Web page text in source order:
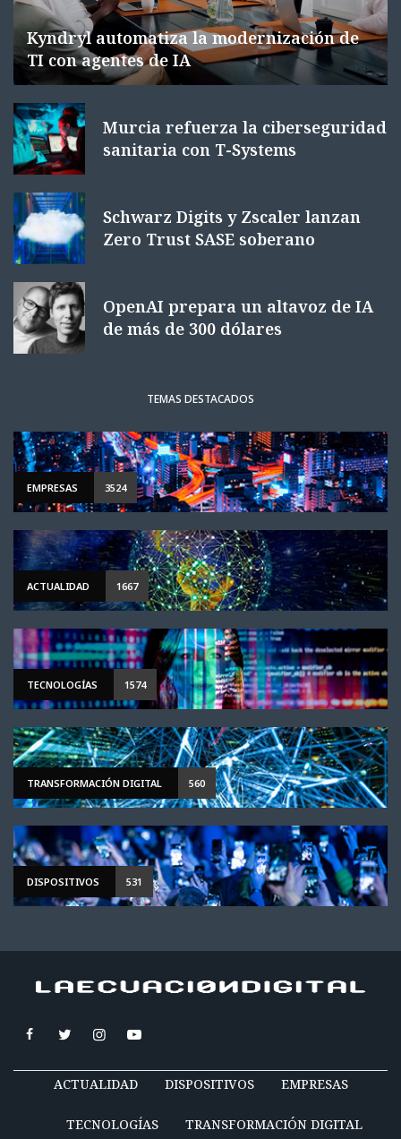
Kyndryl automatiza la modernización de
TI con agentes de IA
Murcia refuerza la ciberseguridad
sanitaria con T-Systems
Schwarz Digits y Zscaler lanzan
Zero Trust SASE soberano
OpenAI prepara un altavoz de IA
de más de 300 dólares
TEMAS DESTACADOS
EMPRESAS 3524
ACTUALIDAD 1667
TECNOLOGÍAS 1574
TRANSFORMACIÓN DIGITAL 560
DISPOSITIVOS 531
ACTUALIDAD DISPOSITIVOS EMPRESAS
TECNOLOGÍAS TRANSFORMACIÓN DIGITAL